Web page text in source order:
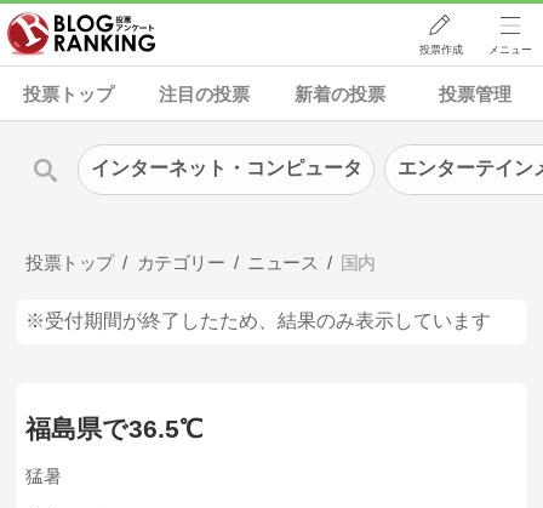
投票作成 メニュー
投票トップ 注目の投票 新着の投票 投票管理
投票トップ カテゴリー ニュース 国内
※受付期間が終了したため、結果のみ表示しています
福島県で36.5℃
猛暑
インターネット・コンピュータ エンターテイン